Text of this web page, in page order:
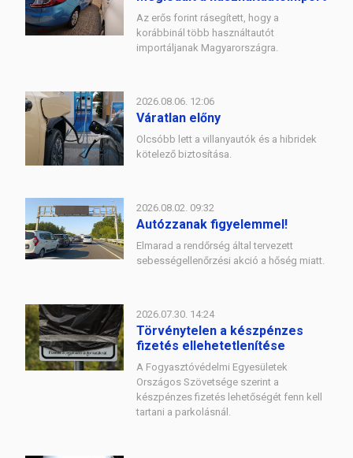
Az erős forint rásegített, hogy a
korábbinál több használtautót
importáljanak Magyarországra.
2026.08.06. 12:06
Váratlan előny
Olcsóbb lett a villanyautók és a hibridek
kötelező biztosítása.
2026.08.02. 09:32
Autózzanak figyelemmel!
Elmarad a rendőrség által tervezett
sebességellenőrzési akció a hőség miatt.
2026.07.30. 14:24
Törvénytelen a készpénzes
fizetés ellehetetlenítése
A Fogyasztóvédelmi Egyesületek
Országos Szövetsége szerint a
készpénzes fizetés lehetőségét fenn kell
tartani a parkolásnál.